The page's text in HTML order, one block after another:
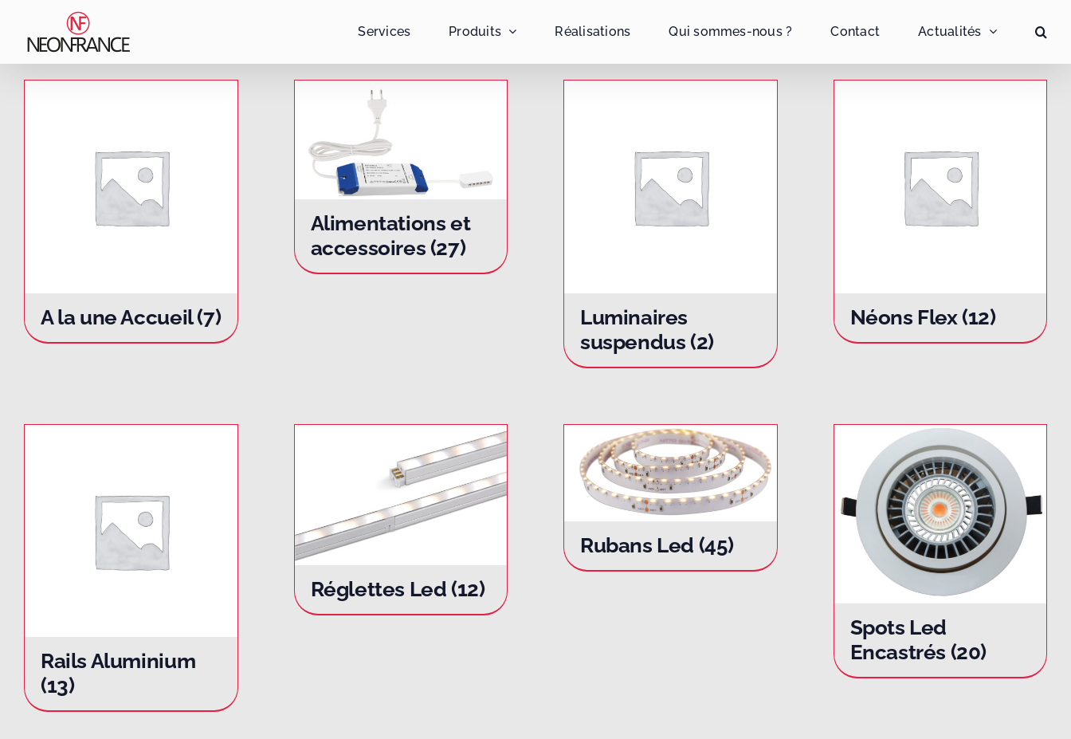
contenu
Services Produits Réalisations Qui sommes-nous ? Contact Actualités
A la une Accueil(7)
Alimentations et
accessoires (27)
Luminaires
suspendus (2)
Néons Flex (12)
Rails Aluminium
(13)
Réglettes Led (12)
Rubans Led (45)
Spots Led
Encastrés (20)